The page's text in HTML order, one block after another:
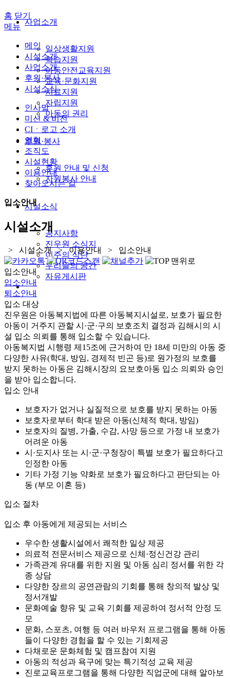
사업소개
일상생활지원
학습지원
아동안전교육지원
교육·문화지원
치료지원
자립지원
아동의 권리
후원·봉사
후원 안내 및 신청
자원봉사 안내
시설소식
공지사항
진우원 소식지
이주의 식단
우리들의 공간
자유게시판
홈 닫기
메뉴
메인
시설소개
사업소개
후원·봉사
시설소식
인사말
미션 & 비전
CIㆍ로고 소개
연혁
조직도
시설현황
이용안내
찾아오시는 길
입소안내
시설소개
> 시설소개 > 이용안내 > 입소안내
입소안내
입소안내
퇴소안내
입소 대상
진우원은 아동복지법에 따른 아동복지시설로, 보호가 필요한
아동이 거주지 관할 시·군·구의 보호조치 결정과 김해시의 시
설 입소 의뢰를 통해 입소할 수 있습니다.
아동복지법 시행령 제15조에 근거하여 만 18세 미만의 아동 중
다양한 사유(학대, 방임, 경제적 빈곤 등)로 원가정의 보호를
받지 못하는 아동은 김해시장의 요보호아동 입소 의뢰와 승인
을 받아 입소합니다.
입소 안내
보호자가 없거나 실질적으로 보호를 받지 못하는 아동
보호자로부터 학대 받은 아동(신체적 학대, 방임)
보호자의 질병, 가출, 수감, 사망 등으로 가정 내 보호가
어려운 아동
시·도지사 또는 시·군·구청장이 특별 보호가 필요하다고
인정한 아동
기타 가정 기능 약화로 보호가 필요하다고 판단되는 아
동 (부모 이혼 등)
입소 절차
입소 후 아동에게 제공되는 서비스
우수한 생활시설에서 쾌적한 일상 제공
의료적 전문서비스 제공으로 신체·정신건강 관리
가족관계 유대를 위한 지원 및 아동 심리 정서를 위한 각
종 상담
다양한 장르의 공연관람의 기회를 통해 창의적 발상 및
정서개발
문화예술 향유 및 교육 기회를 제공하여 정서적 안정 도
모
문화, 스포츠, 여행 등 여러 바우처 프로그램을 통해 아동
들이 다양한 경험을 할 수 있는 기회제공
다채로운 문화체험 및 캠프참여 지원
아동의 적성과 욕구에 맞는 특기적성 교육 제공
진로교육프로그램을 통해 다양한 직업군에 대해 알아보